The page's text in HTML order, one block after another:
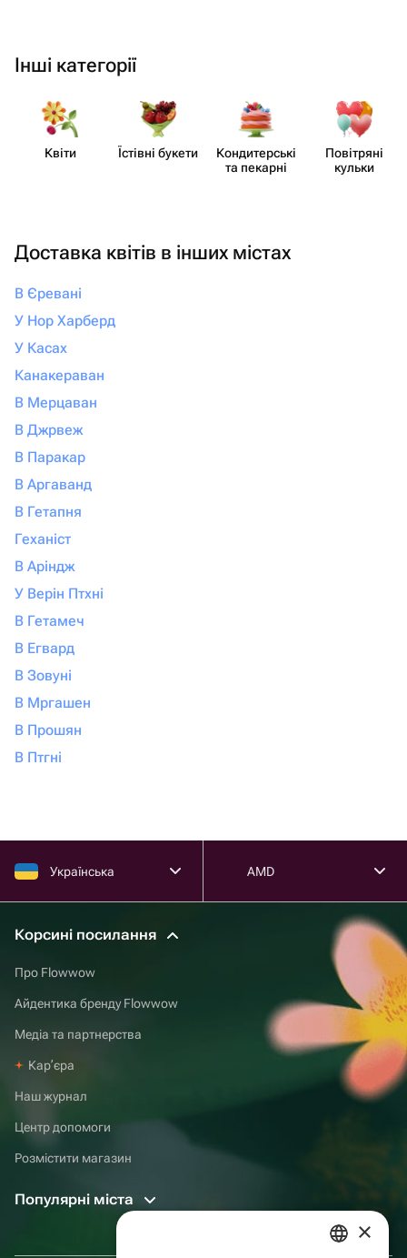
Інші категорії
Квіти Їстівні букети
Кондит​ерські
та пекарні
Повітряні
кульки
Доставка квітів в інших містах
В Єревані
У Нор Харберд
У Касах
Канакераван
В Мерцаван
В Джрвеж
В Паракар
В Аргаванд
В Гетапня
Геханіст
В Аріндж
У Верін Птхні
В Гетамеч
В Егвард
В Зовуні
В Мргашен
В Прошян
В Птгні
Українська AMD
Корсині посилання
Про Flowwow
Айдентика бренду Flowwow
Медіа та партнерства
Карʼєра
Наш журнал
Центр допомоги
Розмістити магазин
Популярні міста
×